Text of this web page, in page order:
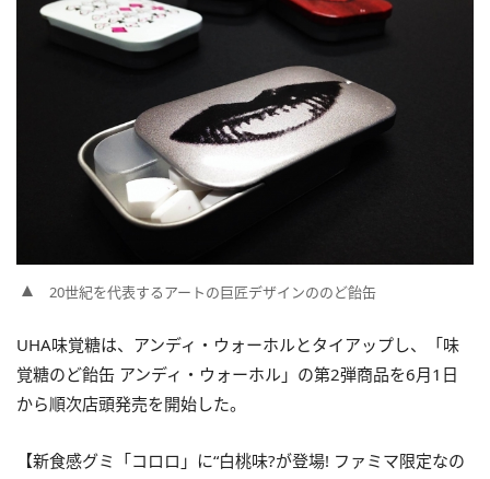
20世紀を代表するアートの巨匠デザインののど飴缶
UHA味覚糖は、アンディ・ウォーホルとタイアップし、「味
覚糖のど飴缶 アンディ・ウォーホル」の第2弾商品を6月1日
から順次店頭発売を開始した。
【新食感グミ「コロロ」に“白桃味?が登場! ファミマ限定なの